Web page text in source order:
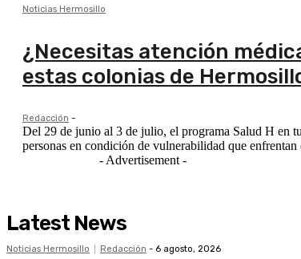
Noticias Hermosillo
¿Necesitas atención
estas colonias de
Redacción -
Del 29 de junio al 3 de julio, el programa Salud H en
personas en condición de vulnerabilidad que
- Advertisement -
Latest News
Noticias Hermosillo Redacción - 6 agosto, 2026